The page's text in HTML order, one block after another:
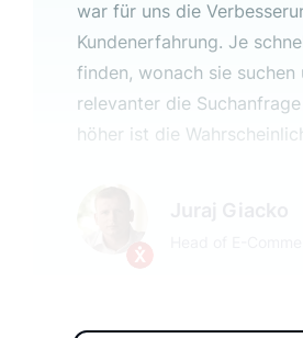
war für uns die
Kundenerfahrung. Je
finden, wonach sie suchen
relevanter die
höher ist die